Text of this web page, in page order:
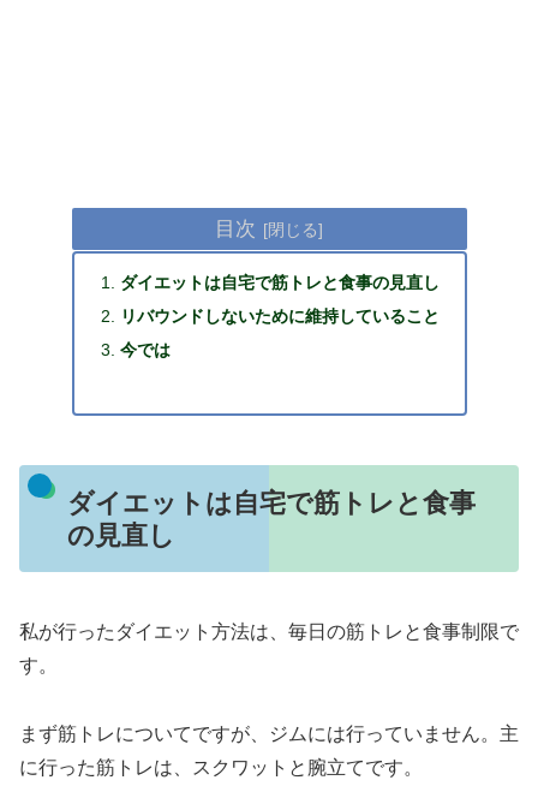
目次
ダイエットは自宅で筋トレと食事の見直し
リバウンドしないために維持していること
今では
ダイエットは自宅で筋トレと食事
の見直し
私が行ったダイエット方法は、毎日の筋トレと食事制限で
す。
まず筋トレについてですが、ジムには行っていません。主
に行った筋トレは、スクワットと腕立てです。